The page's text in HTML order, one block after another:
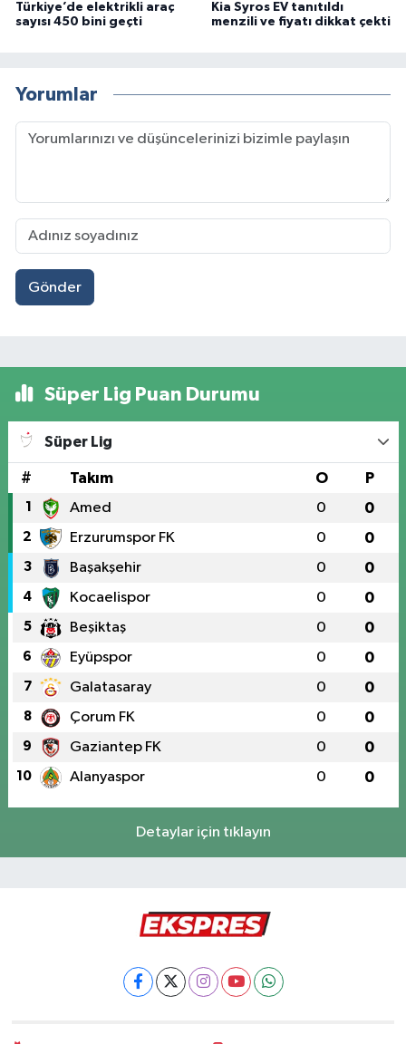
Türkiye’de elektrikli araç
sayısı 450 bini geçti
Kia Syros EV tanıtıldı
menzili ve fiyatı dikkat çekti
Yorumlar
Gönder
Süper Lig Puan Durumu
Süper Lig
# Takım O P
1 Amed 0 0
2 Erzurumspor FK 0 0
3 Başakşehir 0 0
4 Kocaelispor 0 0
5 Beşiktaş 0 0
6 Eyüpspor 0 0
7 Galatasaray 0 0
8 Çorum FK 0 0
9 Gaziantep FK 0 0
10 Alanyaspor 0 0
Detaylar için tıklayın